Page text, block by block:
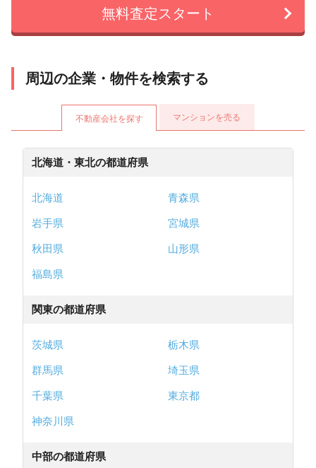
無料査定スタート
周辺の企業・物件を検索する
不動産会社を探す マンションを売る
北海道・東北の都道府県
北海道
青森県
岩手県
宮城県
秋田県
山形県
福島県
関東の都道府県
茨城県
栃木県
群馬県
埼玉県
千葉県
東京都
神奈川県
中部の都道府県